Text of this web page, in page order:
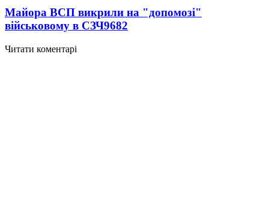
Майора ВСП викрили на "допомозі"
військовому в СЗЧ9682
Читати коментарі